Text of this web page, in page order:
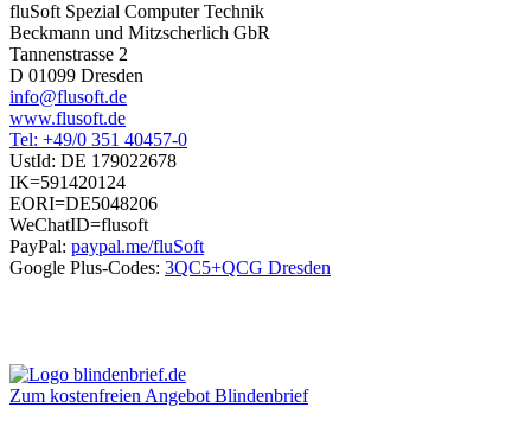
fluSoft Spezial Computer Technik
Beckmann und Mitzscherlich GbR
Tannenstrasse 2
D 01099 Dresden
info@flusoft.de
www.flusoft.de
Tel: +49/0 351 40457-0
UstId: DE 179022678
IK=591420124
EORI=DE5048206
WeChatID=flusoft
PayPal: paypal.me/fluSoft
Google Plus-Codes: 3QC5+QCG Dresden
Zum kostenfreien Angebot Blindenbrief